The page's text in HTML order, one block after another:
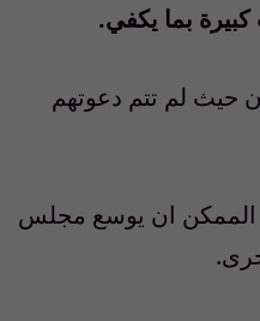
بما يكفي.
حيث لم تتم دعوتهم
العاصمة وان من الممكن ان يوسع مجلس